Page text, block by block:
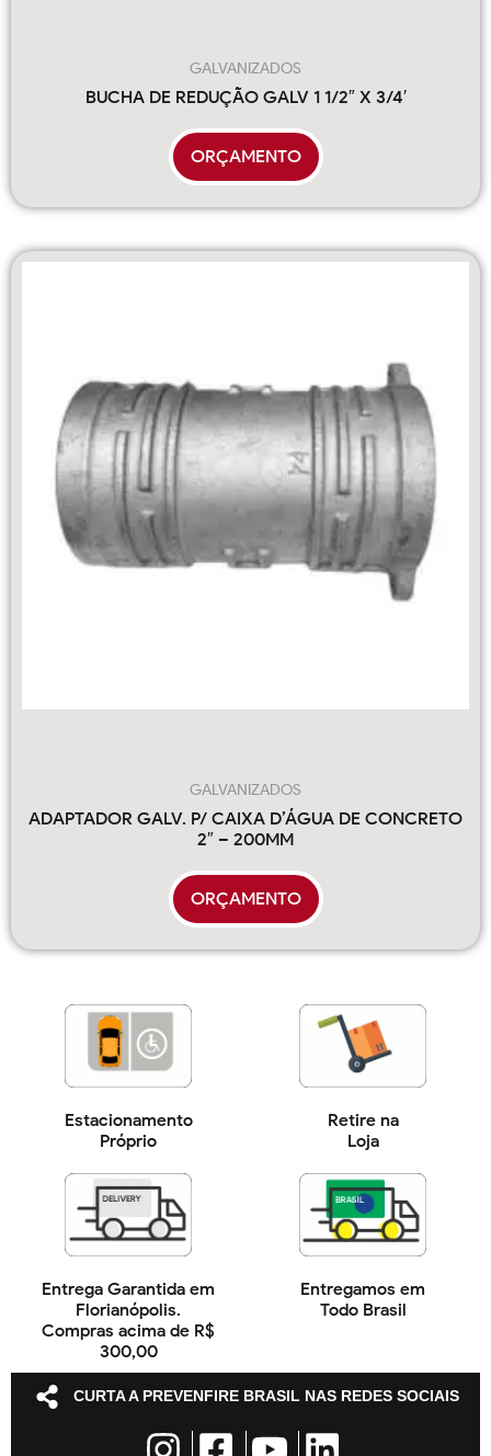
GALVANIZADOS
BUCHA DE REDUÇÃO GALV 1 1/2″ X 3/4′
ORÇAMENTO
GALVANIZADOS
ADAPTADOR GALV. P/ CAIXA D’ÁGUA DE CONCRETO
2″ – 200MM
ORÇAMENTO
Estacionamento
Próprio
Retire na
Loja
Entrega Garantida em
Florianópolis.
Compras acima de R$
300,00
Entregamos em
Todo Brasil
CURTA A PREVENFIRE BRASIL NAS REDES SOCIAIS